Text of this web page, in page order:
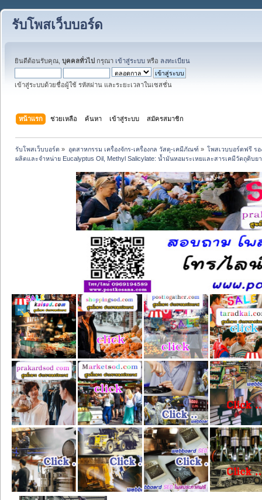
รับโพสเว็บบอร์ด
ยินดีต้อนรับคุณ, บุคคลทั่วไป กรุณา เข้าสู่ระบบ หรือ ลงทะเบียน
เข้าสู่ระบบด้วยชื่อผู้ใช้ รหัสผ่าน และระยะเวลาในเซสชั่น
หน้าแรก ช่วยเหลือ ค้นหา เข้าสู่ระบบ สมัครสมาชิก
รับโพสเว็บบอร์ด » อุตสาหกรรม เครื่องจักร-เครื่องกล วัสดุ-เคมีภัณฑ์ » โพสเวบบอร์ดฟรี รอ
ผลิตและจำหน่าย Eucalyptus Oil, Methyl Salicylate: น้ำมันหอมระเหยและสารเคมีวัตถุดิบยา